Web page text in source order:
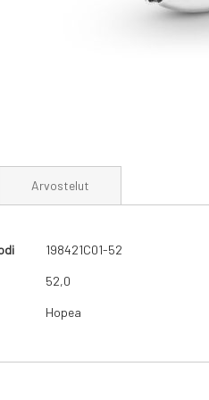
198421C01-52
52,0
Hopea
Arvostelut